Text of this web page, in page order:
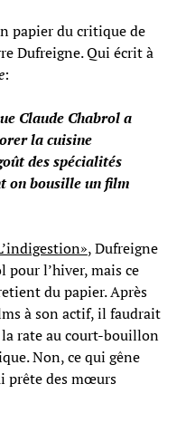
papier du critique de
Dufreigne. Qui écrit à
:
Claude Chabrol a
la cuisine
des spécialités
on bousille un film
, Dufreigne
l’hiver, mais ce
du papier. Après
à son actif, il faudrait
rate au court-bouillon
Non, ce qui gêne
prête des mœurs